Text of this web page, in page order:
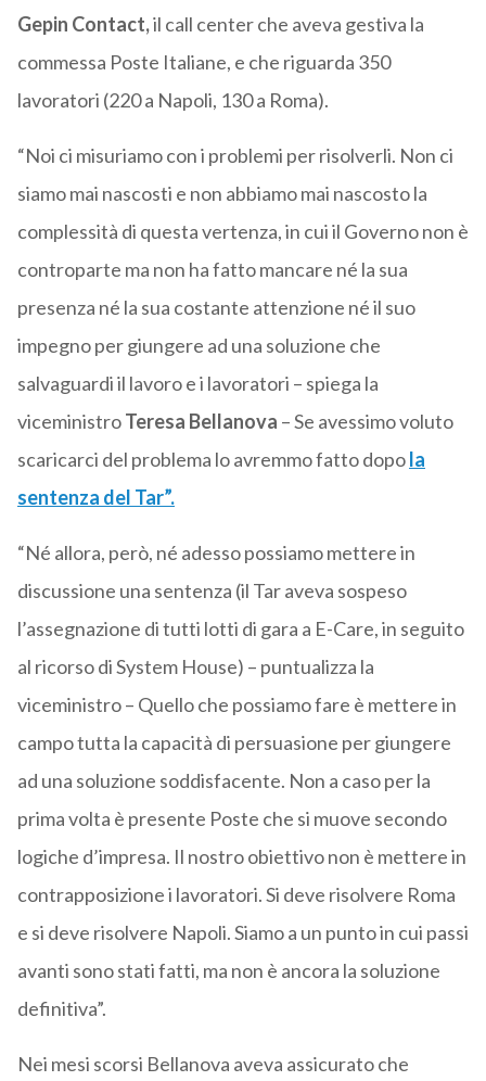
Gepin Contact,il call center che aveva gestiva la
commessa Poste Italiane, e che riguarda 350
lavoratori (220 a Napoli, 130 a Roma).
“Noi ci misuriamo con i problemi per risolverli. Non ci
siamo mai nascosti e non abbiamo mai nascosto la
complessità di questa vertenza, in cui il Governo non è
controparte ma non ha fatto mancare né la sua
presenza né la sua costante attenzione né il suo
impegno per giungere ad una soluzione che
salvaguardi il lavoro e i lavoratori – spiega la
viceministroTeresa Bellanova – Se avessimo voluto
scaricarci del problema lo avremmo fatto dopola
sentenza del Tar”.
“Né allora, però, né adesso possiamo mettere in
discussione una sentenza (il Tar aveva sospeso
l’assegnazione di tutti lotti di gara a E-Care, in seguito
al ricorso di System House) – puntualizza la
viceministro – Quello che possiamo fare è mettere in
campo tutta la capacità di persuasione per giungere
ad una soluzione soddisfacente. Non a caso per la
prima volta è presente Poste che si muove secondo
logiche d’impresa. Il nostro obiettivo non è mettere in
contrapposizione i lavoratori. Si deve risolvere Roma
e si deve risolvere Napoli. Siamo a un punto in cui passi
avanti sono stati fatti, ma non è ancora la soluzione
definitiva”.
Nei mesi scorsi Bellanova aveva assicurato che